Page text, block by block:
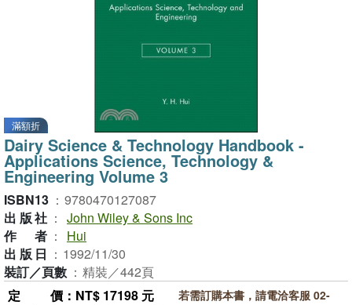
滿額折
Dairy Science & Technology Handbook -
Applications Science, Technology &
Engineering Volume 3
ISBN13 ： 9780470127087
出版社 ： John Wiley & Sons Inc
作者 ：
Hui
出版日 ： 1992/11/30
裝訂／頁數 ： 精裝／442頁
定價 ：NT$ 17198 元
若需訂購本書，請電洽客服 02-